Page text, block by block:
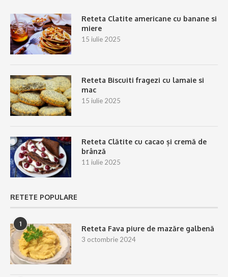
Reteta Clatite americane cu banane si
miere
15 iulie 2025
Reteta Biscuiti fragezi cu lamaie si
mac
15 iulie 2025
Reteta Clătite cu cacao și cremă de
brânză
11 iulie 2025
RETETE POPULARE
1
Reteta Fava piure de mazăre galbenă
3 octombrie 2024